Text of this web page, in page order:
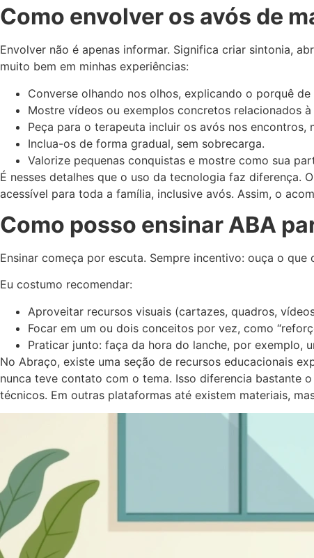
Como envolver os avós de
Envolver não é apenas informar. Significa criar sintonia,
muito bem em minhas experiências:
Converse olhando nos olhos, explicando o porquê
Mostre vídeos ou exemplos concretos relacionados
Peça para o terapeuta incluir os avós nos encontros,
Inclua-os de forma gradual, sem sobrecarga.
Valorize pequenas conquistas e mostre como sua
É nesses detalhes que o uso da tecnologia faz
acessível para toda a família, inclusive avós. Assim, o
Como posso ensinar ABA
Ensinar começa por escuta. Sempre incentivo: ouça o
Eu costumo recomendar:
Aproveitar recursos visuais (cartazes, quadros,
Focar em um ou dois conceitos por vez, como
Praticar junto: faça da hora do lanche, por exemplo,
No Abraço, existe uma seção de recursos educacionais
nunca teve contato com o tema. Isso diferencia bastante
técnicos. Em outras plataformas até existem materiais,